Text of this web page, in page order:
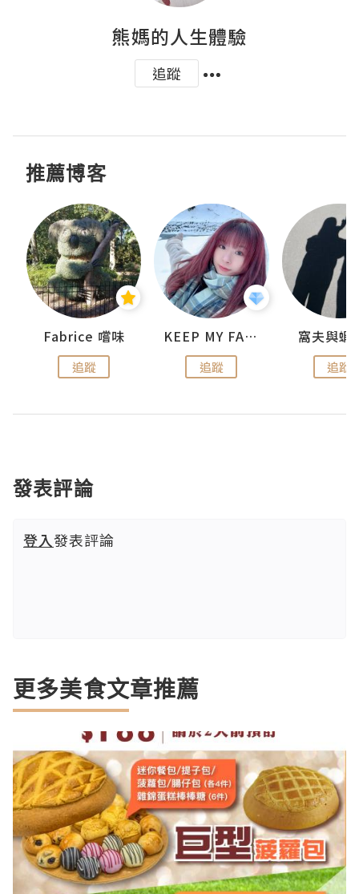
熊媽的人生體驗
追蹤
推薦博客
Fabrice 嚐味
追蹤
KEEP MY FAITH
追蹤
窩夫與蝦
追蹤
發表評論
登入發表評論
更多美食文章推薦